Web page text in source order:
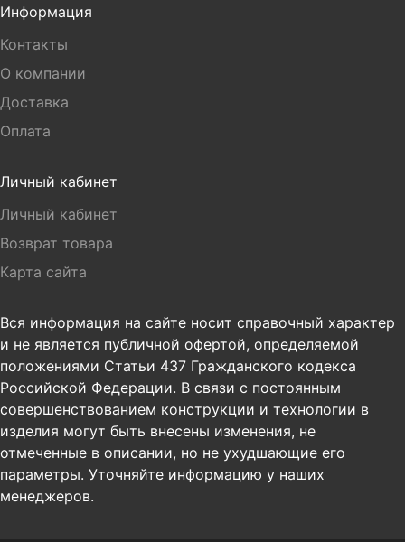
Информация
Контакты
О компании
Доставка
Оплата
Личный кабинет
Личный кабинет
Возврат товара
Карта сайта
Вся информация на сайте носит справочный характер
и не является публичной офертой, определяемой
положениями Статьи 437 Гражданского кодекса
Российской Федерации. В связи с постоянным
совершенствованием конструкции и технологии в
изделия могут быть внесены изменения, не
отмеченные в описании, но не ухудшающие его
параметры. Уточняйте информацию у наших
менеджеров.